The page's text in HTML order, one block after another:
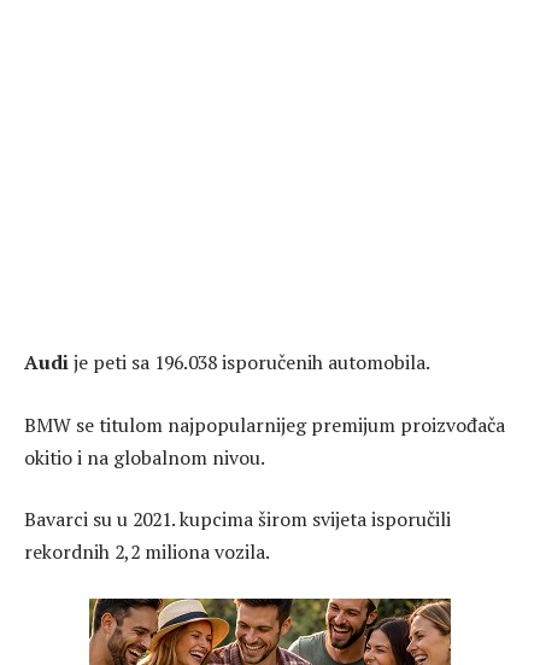
Audije peti sa 196.038 isporučenih automobila.
BMW se titulom najpopularnijeg premijum proizvođača
okitio i na globalnom nivou.
Bavarci su u 2021. kupcima širom svijeta isporučili
rekordnih 2,2 miliona vozila.